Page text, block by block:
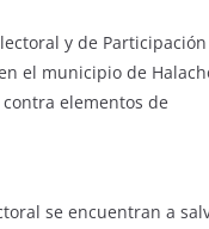
y de
el municipio de
elementos de
se encuentran a